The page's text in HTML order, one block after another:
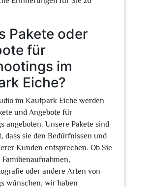
Pakete oder
für
im
Eiche?
im Kaufpark Eiche werden
und Angebote für
angeboten. Unsere Pakete sind
dass sie den Bedürfnissen und
Kunden entsprechen. Ob Sie
oder andere Arten von
wünschen, wir haben